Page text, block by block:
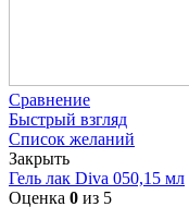
Сравнение
Быстрый взгляд
Список желаний
Закрыть
Гель лак Diva 050,15 мл
Оценка 0 из 5